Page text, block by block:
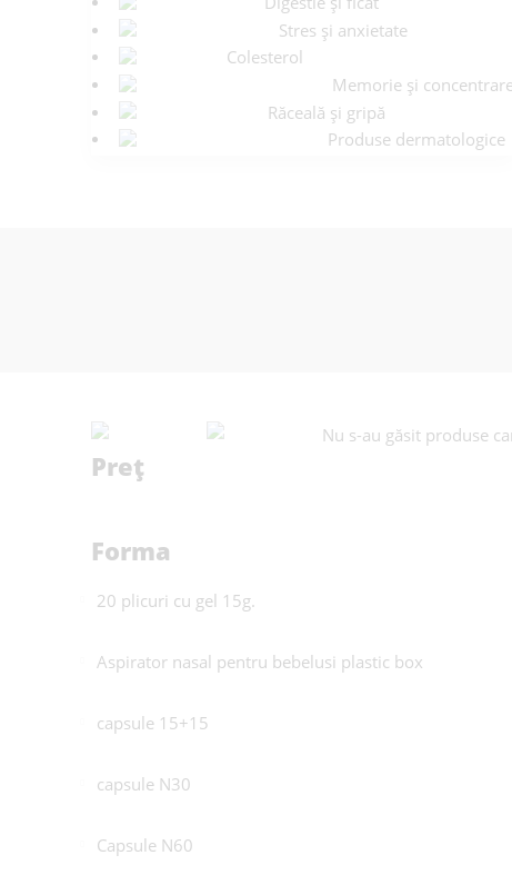
Stres și anxietate
Colesterol
Memorie și
Răceală și gripă
Produse dermatologice
Nu s-au găsit produse
Preț
Forma
20 plicuri cu gel 15g.
Aspirator nasal pentru bebelusi plastic box
capsule 15+15
capsule N30
Capsule N60